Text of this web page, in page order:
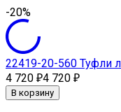
-20%
22419-20-560 Туфли
4 720 ₽4 720 ₽
В корзину